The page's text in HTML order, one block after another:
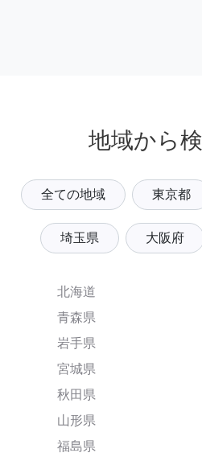
地域から
全ての地域 東京都
埼玉県 大阪府
北海道
青森県
岩手県
宮城県
秋田県
山形県
福島県